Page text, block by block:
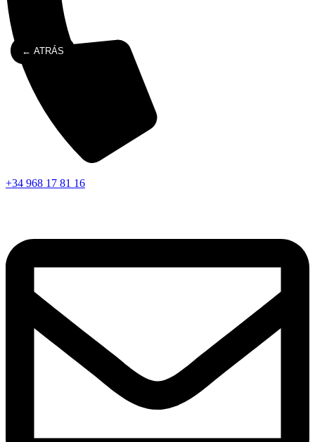
+34 968 17 81 16
← ATRÁS